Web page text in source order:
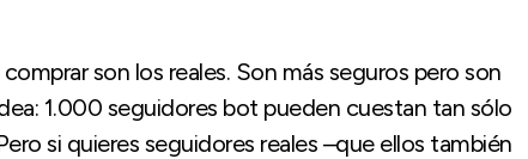
son los reales. Son más seguros pero son
1.000 seguidores bot pueden cuestan tan sólo
si quieres seguidores reales –que ellos también